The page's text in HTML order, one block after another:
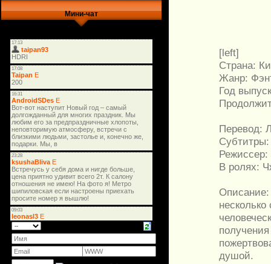
Мини-чат
[left]
Страна:
Жанр:
Год
Перевод:
Cубтитры:
В ролях:
душой.